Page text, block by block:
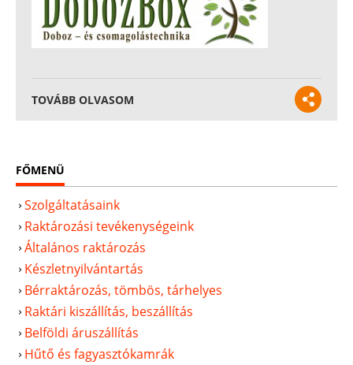
TOVÁBB OLVASOM
FŐMENÜ
Szolgáltatásaink
Raktározási tevékenységeink
Általános raktározás
Készletnyilvántartás
Bérraktározás, tömbös, tárhelyes
Raktári kiszállítás, beszállítás
Belföldi áruszállítás
Hűtő és fagyasztókamrák